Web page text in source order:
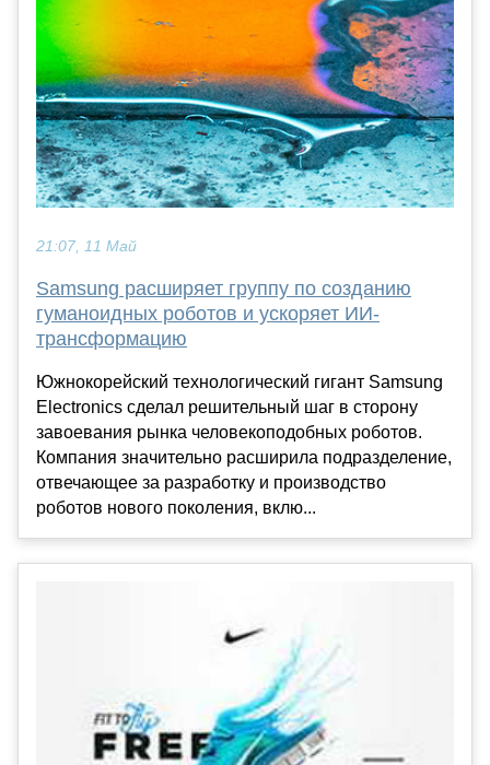
21:07, 11 Май
Samsung расширяет группу по созданию
гуманоидных роботов и ускоряет ИИ-
трансформацию
Южнокорейский технологический гигант Samsung
Electronics сделал решительный шаг в сторону
завоевания рынка человекоподобных роботов.
Компания значительно расширила подразделение,
отвечающее за разработку и производство
роботов нового поколения, вклю...